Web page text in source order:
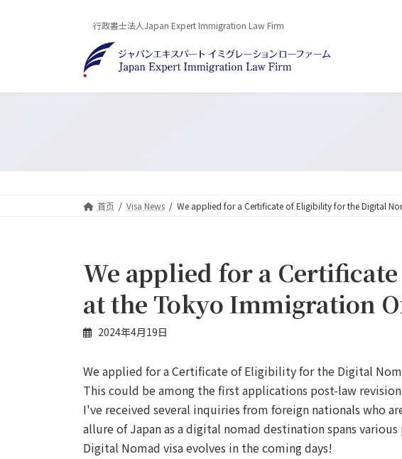
行政書士法人Japan Expert Immigration Law Firm
首页 Visa News We applied for a Certificate of Eligibility for the Digital
We applied for a
at the Tokyo Immigration
2024年4月19日
We applied for a Certificate of Eligibility for the Digital
This could be among the first applications post-law
I've received several inquiries from foreign nationals who
allure of Japan as a digital nomad destination spans
Digital Nomad visa evolves in the coming days!